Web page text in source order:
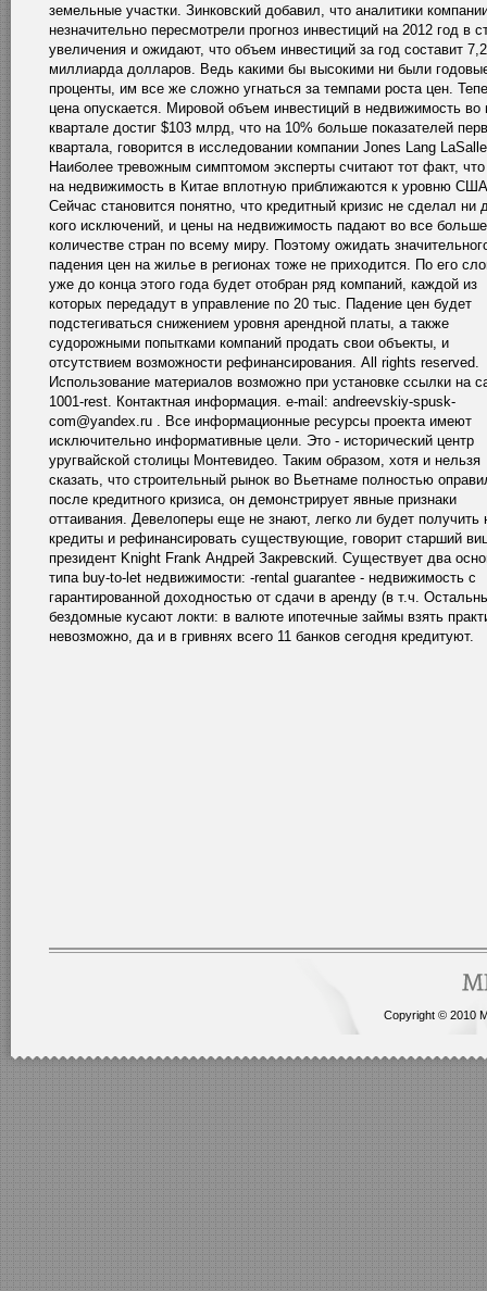
земельные участки. Зинковский добавил, что аналитики
незначительно пересмотрели прогноз инвестиций на 2012 год в
увеличения и ожидают, что объем инвестиций за год составит 7,2
миллиарда долларов. Ведь какими бы высокими ни были
проценты, им все же сложно угнаться за темпами роста цен.
цена опускается. Мировой объем инвестиций в недвижимость во
квартале достиг $103 млрд, что на 10% больше показателей
квартала, говорится в исследовании компании Jones Lang
Наиболее тревожным симптомом эксперты считают тот факт,
на недвижимость в Китае вплотную приближаются к уровню
Сейчас становится понятно, что кредитный кризис не сделал ни
кого исключений, и цены на недвижимость падают во все
количестве стран по всему миру. Поэтому ожидать
падения цен на жилье в регионах тоже не приходится. По его
уже до конца этого года будет отобран ряд компаний, каждой из
которых передадут в управление по 20 тыс. Падение цен будет
подстегиваться снижением уровня арендной платы, а также
судорожными попытками компаний продать свои объекты, и
отсутствием возможности рефинансирования. All rights reserved.
Использование материалов возможно при установке ссылки на
1001-rest. Контактная информация. e-mail: andreevskiy-spusk-
com@yandex.ru . Все информационные ресурсы проекта имеют
исключительно информативные цели. Это - исторический центр
уругвайской столицы Монтевидео. Таким образом, хотя и нельзя
сказать, что строительный рынок во Вьетнаме полностью
после кредитного кризиса, он демонстрирует явные признаки
оттаивания. Девелоперы еще не знают, легко ли будет получить
кредиты и рефинансировать существующие, говорит старший
президент Knight Frank Андрей Закревский. Существует два
типа buy-to-let недвижимости: -rental guarantee - недвижимость с
гарантированной доходностью от сдачи в аренду (в т.ч.
бездомные кусают локти: в валюте ипотечные займы взять
невозможно, да и в гривнях всего 11 банков сегодня кредитуют.
Copyright © 2010